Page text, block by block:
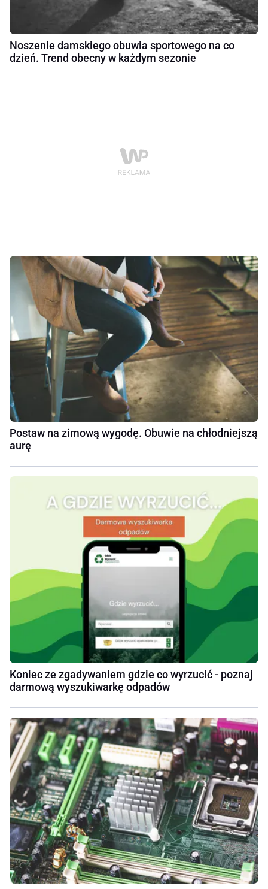
Noszenie damskiego obuwia sportowego na co
dzień. Trend obecny w każdym sezonie
Postaw na zimową wygodę. Obuwie na chłodniejszą
aurę
Koniec ze zgadywaniem gdzie co wyrzucić - poznaj
darmową wyszukiwarkę odpadów